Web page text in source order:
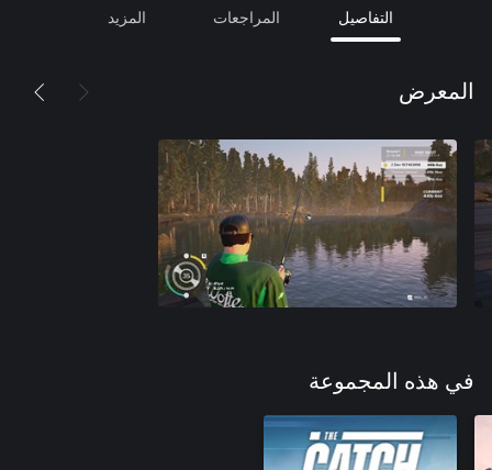
التفاصيل المراجعات المزيد
المعرض
في هذه المجموعة